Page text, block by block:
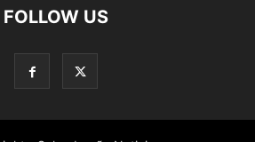
FOLLOW US